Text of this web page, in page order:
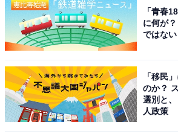
自由回答を見ると、「優しい雰囲気で
と信頼できる」（30代女性／千葉県
ーとしてもお天気キャスターとして
いて聞くことができるため」（20代女
ったコメントが寄せられていました。
※コメントは全て原文ママです
「青春
に何が
ではない
「移民
のか？
選別と
人政策